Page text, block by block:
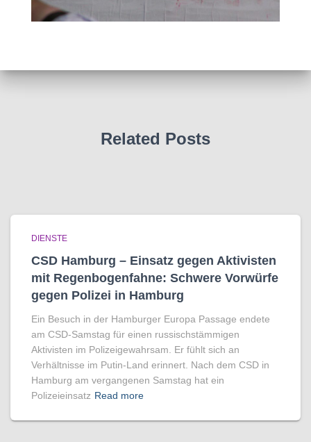
Related Posts
DIENSTE
CSD Hamburg – Einsatz gegen Aktivisten
mit Regenbogen­fahne: Schwere Vorwürfe
gegen Polizei in Hamburg
Ein Besuch in der Hamburger Europa Passage endete
am CSD-Samstag für einen russischstämmigen
Aktivisten im Polizeigewahrsam. Er fühlt sich an
Verhältnisse im Putin-Land erinnert. Nach dem CSD in
Hamburg am vergangenen Samstag hat ein
Polizeieinsatz Read more